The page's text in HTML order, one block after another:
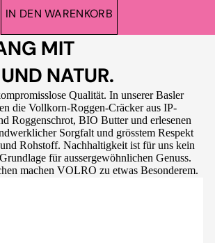
IN DEN WARENKORB
MIT
NATUR.
Qualität. In unserer Basler
die Vollkorn-Roggen-Cräcker aus IP-
Roggenschrot, BIO Butter und erlesenen
Sorgfalt und grösstem Respekt
Rohstoff. Nachhaltigkeit ist für uns kein
für aussergewöhnlichen Genuss.
machen VOLRO zu etwas Besonderem.